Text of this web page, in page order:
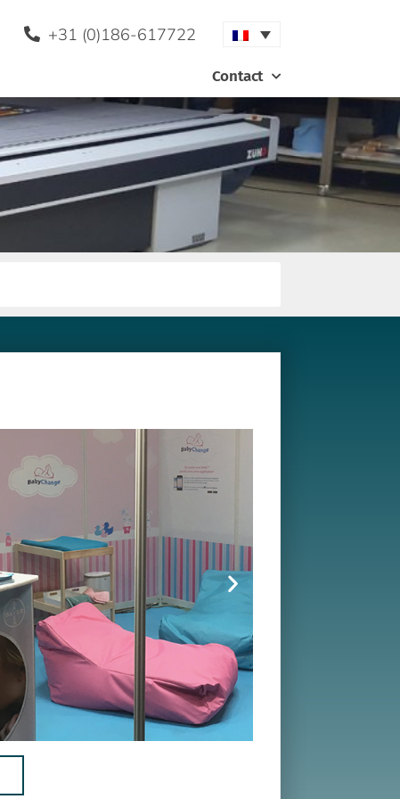
+31 (0)186-617722
Contact